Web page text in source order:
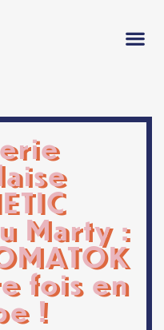
Marty :
fois en
!